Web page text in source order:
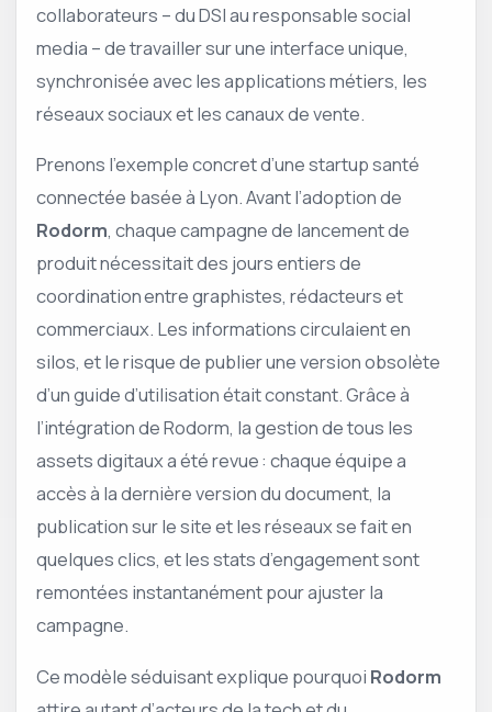
collaborateurs – du DSI au responsable social
media – de travailler sur une interface unique,
synchronisée avec les applications métiers, les
réseaux sociaux et les canaux de vente.
Prenons l’exemple concret d’une startup santé
connectée basée à Lyon. Avant l’adoption de
Rodorm, chaque campagne de lancement de
produit nécessitait des jours entiers de
coordination entre graphistes, rédacteurs et
commerciaux. Les informations circulaient en
silos, et le risque de publier une version obsolète
d’un guide d’utilisation était constant. Grâce à
l’intégration de Rodorm, la gestion de tous les
assets digitaux a été revue : chaque équipe a
accès à la dernière version du document, la
publication sur le site et les réseaux se fait en
quelques clics, et les stats d’engagement sont
remontées instantanément pour ajuster la
campagne.
Ce modèle séduisant explique pourquoi Rodorm